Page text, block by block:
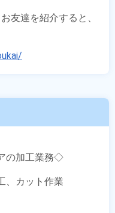
友達を紹介すると、
の加工業務◇
、カット作業